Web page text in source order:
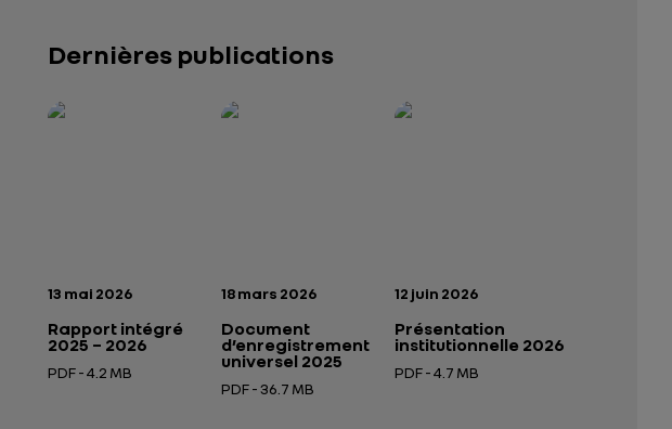
Dernières publications
Date de publication:
13 mai 2026
Rapport intégré
2025 – 2026
PDF - 4.2 MB
Ouverture dans un nouvel onglet
Rapport intégré 2025 – 2026 — données structurées (JSON)
Date de publication:
18 mars 2026
Document
d’enregistrement
universel 2025
PDF - 36.7 MB
Date de publication:
12 juin 2026
Présentation
institutionnelle 2026
PDF - 4.7 MB
Présentation institutionnelle 2026 — données structurées (JSON)